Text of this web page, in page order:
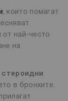
, които помагат
от най-често
на
стероидни
в бронхите.